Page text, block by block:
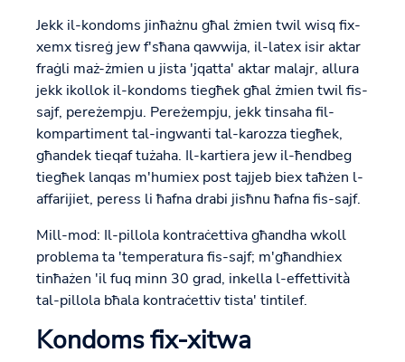
Jekk il-kondoms jinħażnu għal żmien twil wisq fix-
xemx tisreġ jew f'sħana qawwija, il-latex isir aktar
fraġli maż-żmien u jista 'jqatta' aktar malajr, allura
jekk ikollok il-kondoms tiegħek għal żmien twil fis-
sajf, pereżempju. Pereżempju, jekk tinsaha fil-
kompartiment tal-ingwanti tal-karozza tiegħek,
għandek tieqaf tużaha. Il-kartiera jew il-ħendbeg
tiegħek lanqas m'humiex post tajjeb biex taħżen l-
affarijiet, peress li ħafna drabi jisħnu ħafna fis-sajf.
Mill-mod: Il-pillola kontraċettiva għandha wkoll
problema ta 'temperatura fis-sajf; m'għandhiex
tinħażen 'il fuq minn 30 grad, inkella l-effettività
tal-pillola bħala kontraċettiv tista' tintilef.
Kondoms fix-xitwa